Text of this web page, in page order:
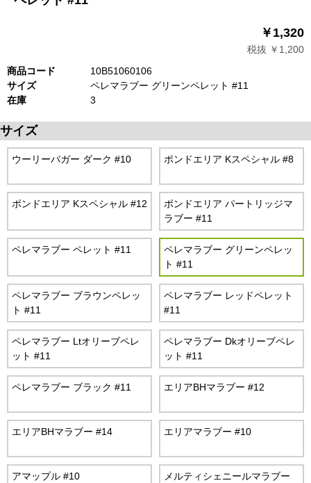
￥1,320
税抜 ￥1,200
商品コード
10B51060106
サイズ
ペレマラブー グリーンペレット #11
在庫
3
サイズ
ウーリーバガー ダーク #10 ポンドエリア Kスペシャル #8
ポンドエリア Kスペシャル #12
ポンドエリア パートリッジマ
ラブー #11
ペレマラブー ペレット #11
ペレマラブー グリーンペレッ
ト #11
ペレマラブー ブラウンペレッ
ト #11
ペレマラブー レッドペレット
#11
ペレマラブー Ltオリーブペレ
ット #11
ペレマラブー Dkオリーブペレ
ット #11
ペレマラブー ブラック #11 エリアBHマラブー #12
エリアBHマラブー #14 エリアマラブー #10
アマップル #10
メルティシェニールマラブー